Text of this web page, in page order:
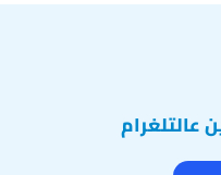
عالتلغرام